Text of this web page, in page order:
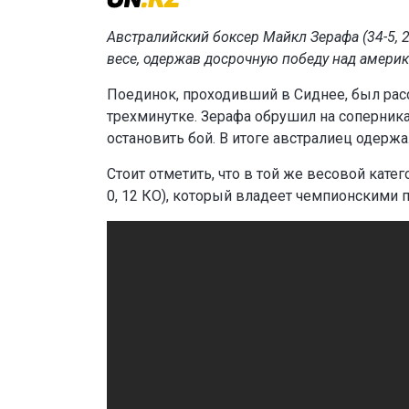
Австралийский боксер Майкл Зерафа (34-5,
весе, одержав досрочную победу над
Поединок, проходивший в Сиднее, был
трехминутке. Зерафа обрушил на
остановить бой. В итоге австралиец
Стоит отметить, что в той же весовой
0, 12 КО), который владеет чемпионскими